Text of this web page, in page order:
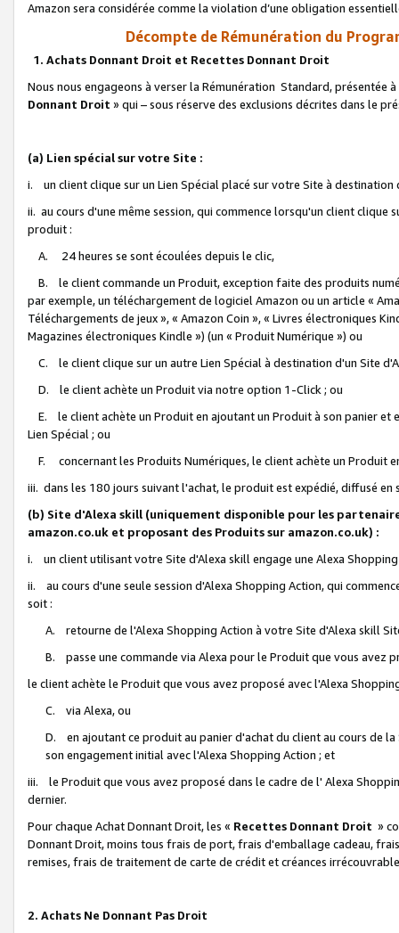
Amazon sera considérée comme la violation d’une obligation
Décompte de Rémunération du
1. Achats Donnant Droit et Recettes Donnant Droit
Nous nous engageons à verser la Rémunération Standard, présentée
Donnant Droit » qui – sous réserve des exclusions décrites dans le
(a) Lien spécial sur votre Site :
i. un client clique sur un Lien Spécial placé sur votre Site à destination
ii. au cours d'une même session, qui commence lorsqu'un client
produit :
A. 24 heures se sont écoulées depuis le clic,
B. le client commande un Produit, exception faite des produits
par exemple, un téléchargement de logiciel Amazon ou un article «
Téléchargements de jeux », « Amazon Coin », « Livres électroniques
Magazines électroniques Kindle ») (un « Produit Numérique ») ou
C. le client clique sur un autre Lien Spécial à destination d'un Site
D. le client achète un Produit via notre option 1-Click ; ou
E. le client achète un Produit en ajoutant un Produit à son panier et
Lien Spécial ; ou
F. concernant les Produits Numériques, le client achète un Produit
iii. dans les 180 jours suivant l'achat, le produit est expédié, diffusé
(b) Site d'Alexa skill (uniquement disponible pour les
amazon.co.uk et proposant des Produits sur amazon.co.uk) :
i. un client utilisant votre Site d'Alexa skill engage une Alexa
ii. au cours d'une seule session d'Alexa Shopping Action, qui
soit :
A. retourne de l'Alexa Shopping Action à votre Site d'Alexa skill
B. passe une commande via Alexa pour le Produit que vous avez
le client achète le Produit que vous avez proposé avec l'Alexa
C. via Alexa, ou
D. en ajoutant ce produit au panier d'achat du client au cours de
son engagement initial avec l'Alexa Shopping Action ; et
iii. le Produit que vous avez proposé dans le cadre de l' Alexa
dernier.
Pour chaque Achat Donnant Droit, les « Recettes Donnant Droit »
Donnant Droit, moins tous frais de port, frais d'emballage cadeau,
remises, frais de traitement de carte de crédit et créances
2. Achats Ne Donnant Pas Droit